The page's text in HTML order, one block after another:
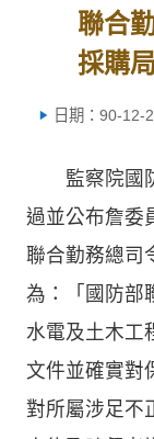
聯合
採購
日期：90-12-
監察院國防
過並公布詹委
聯合勤務總司
為：「國防部
水電及土木工
文件並確實對
對所屬涉足不